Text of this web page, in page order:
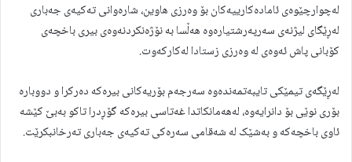
لەچوارچێوەی ئامادەکارییەکان بۆ وەرزی هاوین، شارەوانی تەکیەی جەباری
لەڕێگای لیژنەی سەرپەرشتیارەوە هەڵسا بە نۆژەنکردنەوەی بیری باخچەی
کۆبانی پاش ئەوەی لە وەرزی زستادا لەکارکەوت.
لەڕێگەی تیمێکی تایبەتمەندەوە سەرجەم بۆریەکانی بیرەکە دەرکرا و دووبارە
بۆری نوێی بۆ دانرایەوە، لەهەمانکاتدا غەتاسی بیرەکە گۆڕدرا تاکو بەبێ کێشە
ئاوی باخچەکە و بەشێک لە شەقامی سەرەکی تەکیەی جەباری تەرخانبکرێت.